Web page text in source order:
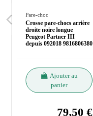
Pare-choc
Crosse pare-chocs arrière
droite noire longue
Peugeot Partner III
depuis 092018 9816806380
Ajouter au
panier
79,50 €